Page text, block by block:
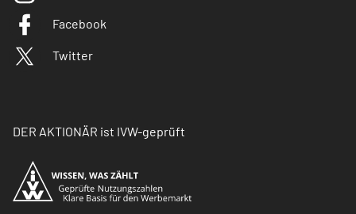
Facebook
Twitter
DER AKTIONÄR ist IVW-geprüft